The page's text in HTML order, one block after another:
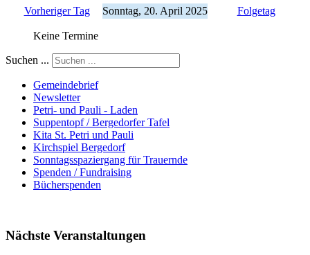
Vorheriger Tag Sonntag, 20. April 2025 Folgetag
Keine Termine
Suchen ...
Gemeindebrief
Newsletter
Petri- und Pauli - Laden
Suppentopf / Bergedorfer Tafel
Kita St. Petri und Pauli
Kirchspiel Bergedorf
Sonntagsspaziergang für Trauernde
Spenden / Fundraising
Bücherspenden
Nächste Veranstaltungen